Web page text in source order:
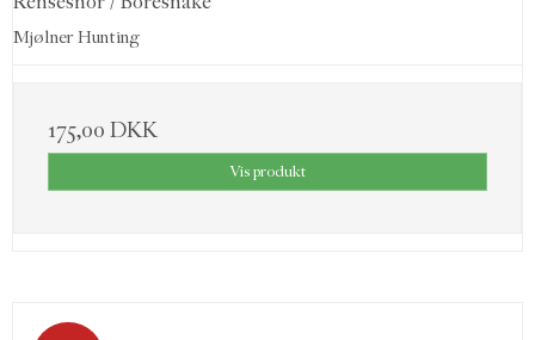
Mjølner Hunting
175,00 DKK
Vis produkt